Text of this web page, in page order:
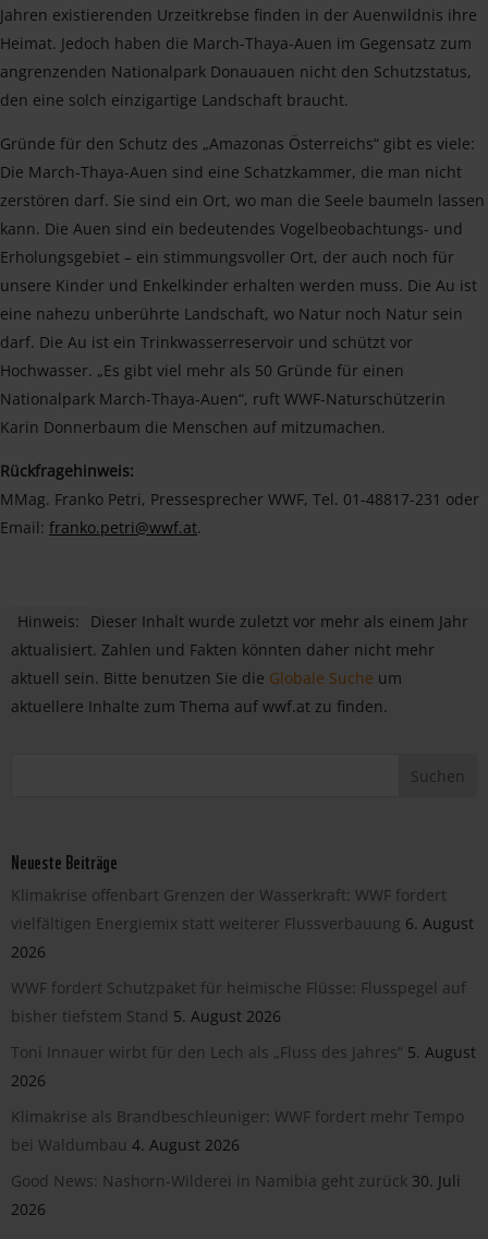
Jahren existierenden Urzeitkrebse finden in der Auenwildnis ihre
Heimat. Jedoch haben die March-Thaya-Auen im Gegensatz zum
angrenzenden Nationalpark Donauauen nicht den Schutzstatus,
den eine solch einzigartige Landschaft braucht.
Gründe für den Schutz des „Amazonas Österreichs“ gibt es viele:
Die March-Thaya-Auen sind eine Schatzkammer, die man nicht
zerstören darf. Sie sind ein Ort, wo man die Seele baumeln lassen
kann. Die Auen sind ein bedeutendes Vogelbeobachtungs- und
Erholungsgebiet – ein stimmungsvoller Ort, der auch noch für
unsere Kinder und Enkelkinder erhalten werden muss. Die Au ist
eine nahezu unberührte Landschaft, wo Natur noch Natur sein
darf. Die Au ist ein Trinkwasserreservoir und schützt vor
Hochwasser. „Es gibt viel mehr als 50 Gründe für einen
Nationalpark March-Thaya-Auen“, ruft WWF-Naturschützerin
Karin Donnerbaum die Menschen auf mitzumachen.
Rückfragehinweis:
MMag. Franko Petri, Pressesprecher WWF, Tel. 01-48817-231 oder
Email: franko.petri@wwf.at.
Hinweis:
Dieser Inhalt wurde zuletzt vor mehr als einem Jahr
aktualisiert. Zahlen und Fakten könnten daher nicht mehr
aktuell sein. Bitte benutzen Sie die Globale Suche um
aktuellere Inhalte zum Thema auf wwf.at zu finden.
Neueste Beiträge
Klimakrise offenbart Grenzen der Wasserkraft: WWF fordert
vielfältigen Energiemix statt weiterer Flussverbauung 6. August
2026
WWF fordert Schutzpaket für heimische Flüsse: Flusspegel auf
bisher tiefstem Stand 5. August 2026
Toni Innauer wirbt für den Lech als „Fluss des Jahres“ 5. August
2026
Klimakrise als Brandbeschleuniger: WWF fordert mehr Tempo
bei Waldumbau 4. August 2026
Good News: Nashorn-Wilderei in Namibia geht zurück 30. Juli
2026